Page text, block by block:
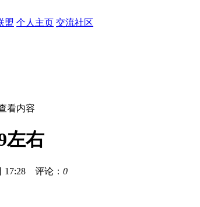
盟 个人主页 交流社区
看内容
左右
17:28 评论： 0